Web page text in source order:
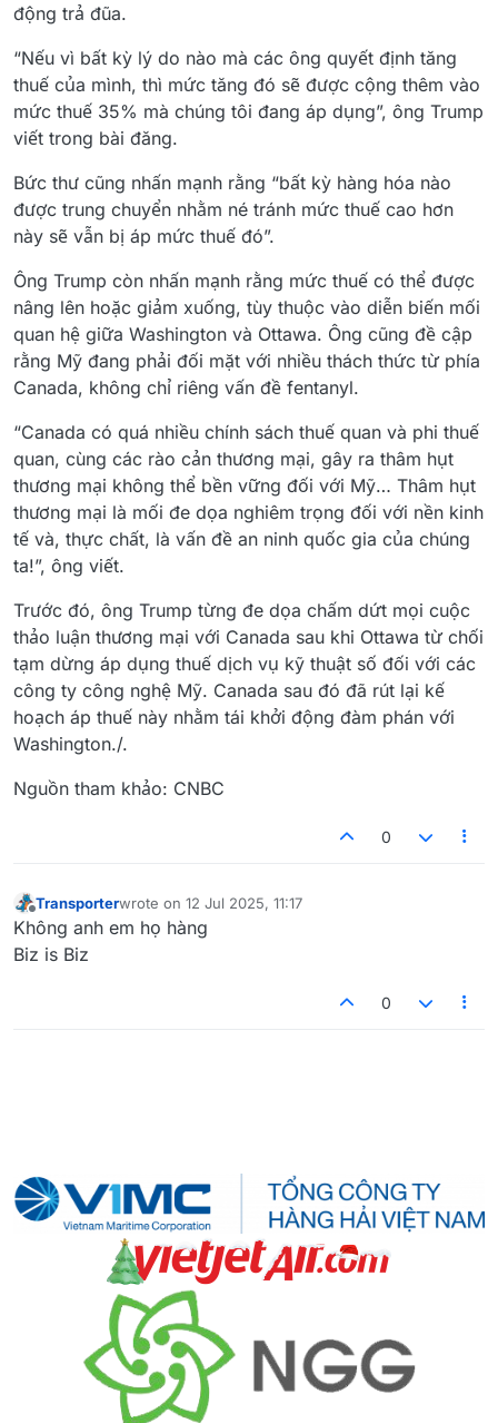
động trả đũa.
“Nếu vì bất kỳ lý do nào mà các ông quyết định tăng
thuế của mình, thì mức tăng đó sẽ được cộng thêm vào
mức thuế 35% mà chúng tôi đang áp dụng”, ông Trump
viết trong bài đăng.
Bức thư cũng nhấn mạnh rằng “bất kỳ hàng hóa nào
được trung chuyển nhằm né tránh mức thuế cao hơn
này sẽ vẫn bị áp mức thuế đó”.
Ông Trump còn nhấn mạnh rằng mức thuế có thể được
nâng lên hoặc giảm xuống, tùy thuộc vào diễn biến mối
quan hệ giữa Washington và Ottawa. Ông cũng đề cập
rằng Mỹ đang phải đối mặt với nhiều thách thức từ phía
Canada, không chỉ riêng vấn đề fentanyl.
“Canada có quá nhiều chính sách thuế quan và phi thuế
quan, cùng các rào cản thương mại, gây ra thâm hụt
thương mại không thể bền vững đối với Mỹ… Thâm hụt
thương mại là mối đe dọa nghiêm trọng đối với nền kinh
tế và, thực chất, là vấn đề an ninh quốc gia của chúng
ta!”, ông viết.
Trước đó, ông Trump từng đe dọa chấm dứt mọi cuộc
thảo luận thương mại với Canada sau khi Ottawa từ chối
tạm dừng áp dụng thuế dịch vụ kỹ thuật số đối với các
công ty công nghệ Mỹ. Canada sau đó đã rút lại kế
hoạch áp thuế này nhằm tái khởi động đàm phán với
Washington./.
Nguồn tham khảo: CNBC
0
Offline
Transporterwrote on 12 Jul 2025, 11:17
last edited by
Không anh em họ hàng
Biz is Biz
0